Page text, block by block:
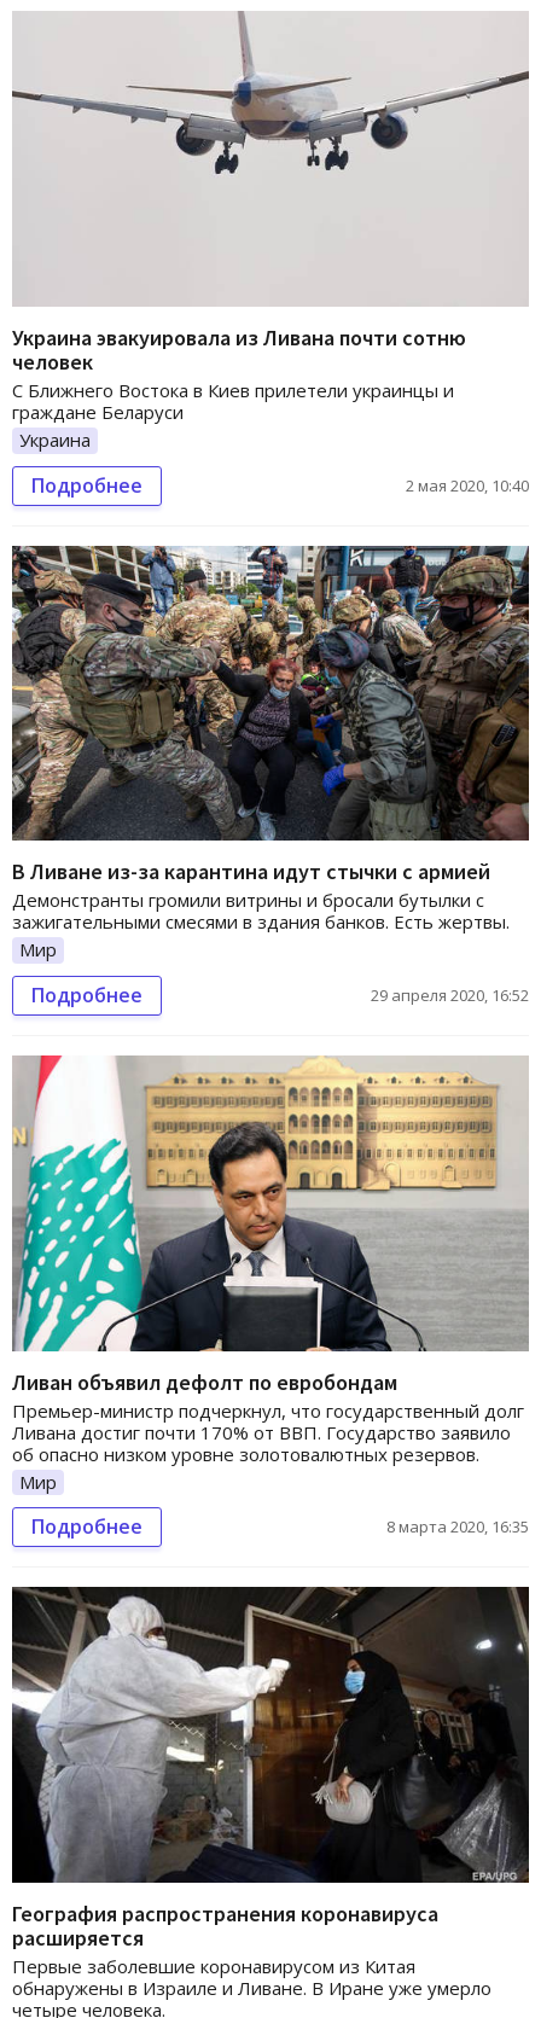
Украина эвакуировала из Ливана почти сотню
человек
С Ближнего Востока в Киев прилетели украинцы и
граждане Беларуси
Украина
Подробнее 2 мая 2020, 10:40
В Ливане из-за карантина идут стычки с армией
Демонстранты громили витрины и бросали бутылки с
зажигательными смесями в здания банков. Есть жертвы.
Мир
Подробнее 29 апреля 2020, 16:52
Ливан объявил дефолт по евробондам
Премьер-министр подчеркнул, что государственный долг
Ливана достиг почти 170% от ВВП. Государство заявило
об опасно низком уровне золотовалютных резервов.
Мир
Подробнее 8 марта 2020, 16:35
География распространения коронавируса
расширяется
Первые заболевшие коронавирусом из Китая
обнаружены в Израиле и Ливане. В Иране уже умерло
четыре человека.